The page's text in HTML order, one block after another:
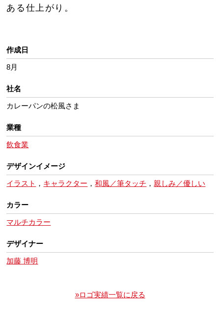
ある仕上がり。
作成日
8月
社名
カレーパンの松風さま
業種
飲食業
デザインイメージ
イラスト ， キャラクター ，和風／筆タッチ ， 親しみ／優しい
カラー
マルチカラー
デザイナー
加藤 博明
»ロゴ実績一覧に戻る